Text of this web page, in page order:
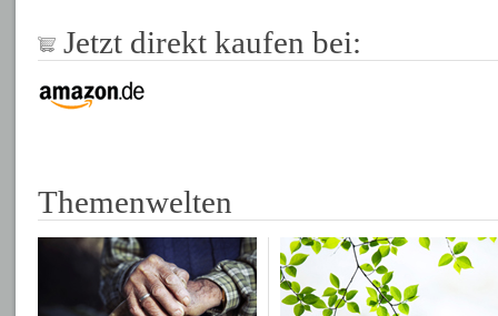
Jetzt direkt kaufen bei:
Themenwelten